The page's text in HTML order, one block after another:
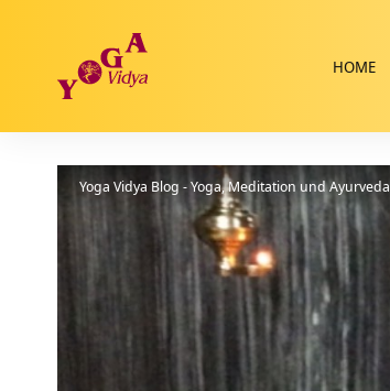
HOME
Yoga Vidya Blog - Yoga, Meditation und Ayurveda